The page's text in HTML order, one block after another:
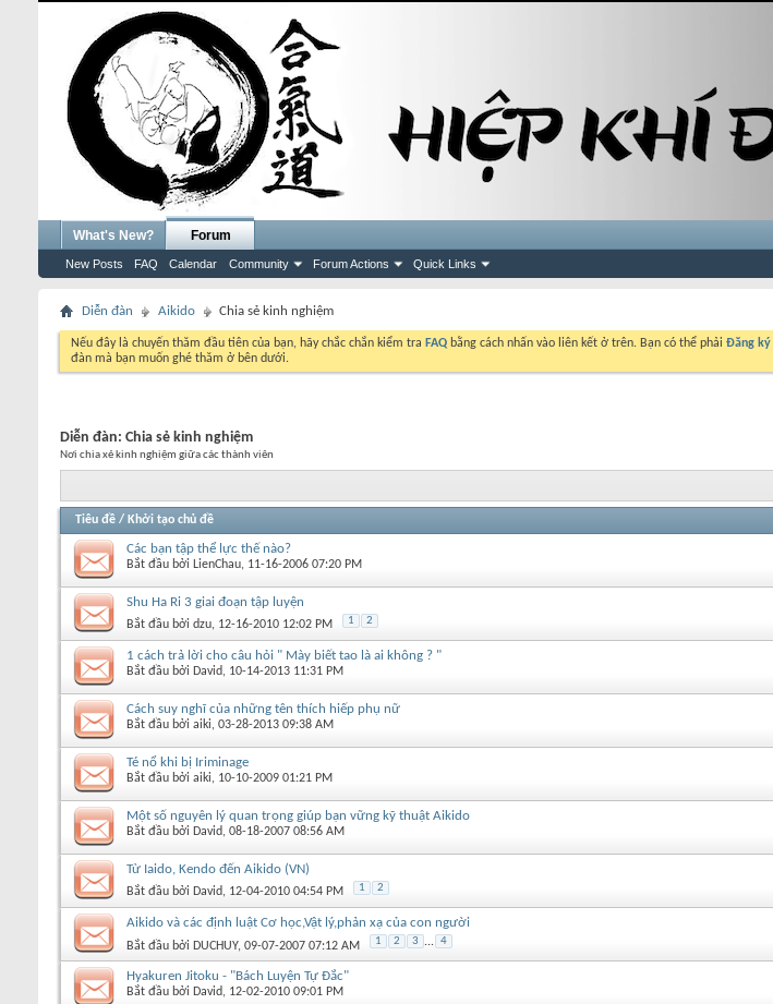
What's New? Forum
New Posts FAQ Calendar Community Forum Actions Quick Links
Diễn đàn Aikido Chia sẻ kinh nghiệm
Nếu đây là chuyến thăm đầu tiên của bạn, hãy chắc chắn kiểm tra FAQ bằng cách nhấn vào liên kết ở trên. Bạn có thể phải Đăng ký
đàn mà bạn muốn ghé thăm ở bên dưới.
Diễn đàn: Chia sẻ kinh nghiệm
Nơi chia xẻ kinh nghiệm giữa các thành viên
Tiêu đề / Khởi tạo chủ đề
Các bạn tập thể lực thế nào?
Bắt đầu bởi LienChau‎, 11-16-2006 07:20 PM
Shu Ha Ri 3 giai đoạn tập luyện
Bắt đầu bởi dzu‎, 12-16-2010 12:02 PM 1 2
1 cách trả lời cho câu hỏi " Mày biết tao là ai không ? "
Bắt đầu bởi David‎, 10-14-2013 11:31 PM
Cách suy nghĩ của những tên thích hiếp phụ nữ
Bắt đầu bởi aiki‎, 03-28-2013 09:38 AM
Té nổ khi bị Iriminage
Bắt đầu bởi aiki‎, 10-10-2009 01:21 PM
Một số nguyên lý quan trọng giúp bạn vững kỹ thuật Aikido
Bắt đầu bởi David‎, 08-18-2007 08:56 AM
Từ Iaido, Kendo đến Aikido (VN)
Bắt đầu bởi David‎, 12-04-2010 04:54 PM 1 2
Aikido và các định luật Cơ học,Vật lý,phản xạ của con người
Bắt đầu bởi DUCHUY‎, 09-07-2007 07:12 AM 1 2 3 ... 4
Hyakuren Jitoku - "Bách Luyện Tự Đắc"
Bắt đầu bởi David‎, 12-02-2010 09:01 PM